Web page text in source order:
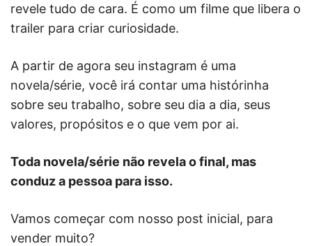
revele tudo de cara. É como um filme que libera o
trailer para criar curiosidade.
A partir de agora seu instagram é uma
novela/série, você irá contar uma histórinha
sobre seu trabalho, sobre seu dia a dia, seus
valores, propósitos e o que vem por ai.
Toda novela/série não revela o final, mas
conduz a pessoa para isso.
Vamos começar com nosso post inicial, para
vender muito?